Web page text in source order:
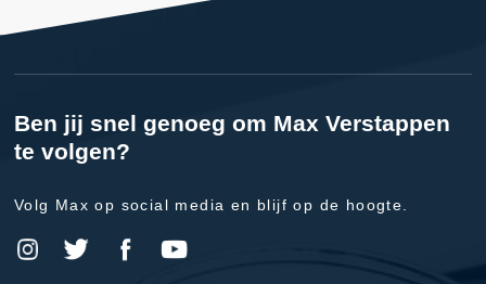
Ben jij snel genoeg om Max Verstappen
te volgen?
Volg Max op social media en blijf op de hoogte.